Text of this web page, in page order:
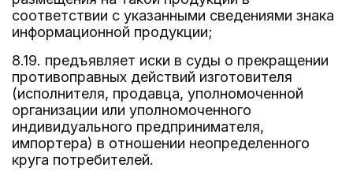
соответствии с указанными сведениями знака
информационной продукции;
8.19. предъявляет иски в суды о прекращении
противоправных действий изготовителя
(исполнителя, продавца, уполномоченной
организации или уполномоченного
индивидуального предпринимателя,
импортера) в отношении неопределенного
круга потребителей.